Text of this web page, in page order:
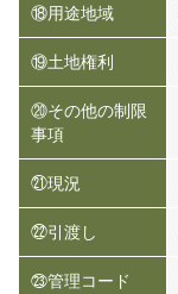
⑱用途地域
⑲土地権利
⑳その他の制限
事項
㉑現況
㉒引渡し
㉓管理コード